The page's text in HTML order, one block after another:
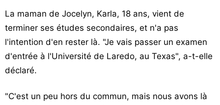
La maman de Jocelyn, Karla, 18 ans, vient de
terminer ses études secondaires, et n'a pas
l'intention d'en rester là. "Je vais passer un examen
d'entrée à l'Université de Laredo, au Texas", a-t-elle
déclaré.
"C'est un peu hors du commun, mais nous avons là